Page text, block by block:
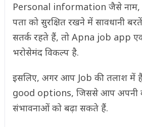
Personal information जैसे नाम,
पता को सुरक्षित रखने में सावधानी
सतर्क रहते हैं, तो Apna job app
भरोसेमंद विकल्प है.
इसलिए, अगर आप Job की तलाश में
good options, जिससे आप अपनी
संभावनाओं को बढ़ा सकते हैं.